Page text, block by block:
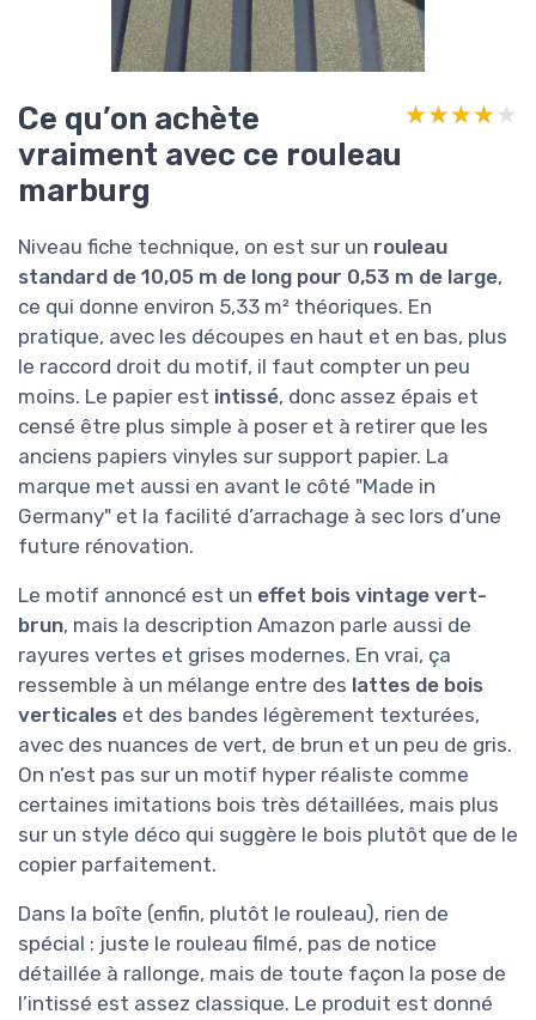
Ce qu’on achète
vraiment avec ce rouleau
marburg
★★★★★
★★★★★
Niveau fiche technique, on est sur un rouleau
standard de 10,05 m de long pour 0,53 m de large,
ce qui donne environ 5,33 m² théoriques. En
pratique, avec les découpes en haut et en bas, plus
le raccord droit du motif, il faut compter un peu
moins. Le papier est intissé, donc assez épais et
censé être plus simple à poser et à retirer que les
anciens papiers vinyles sur support papier. La
marque met aussi en avant le côté "Made in
Germany" et la facilité d’arrachage à sec lors d’une
future rénovation.
Le motif annoncé est un effet bois vintage vert-
brun, mais la description Amazon parle aussi de
rayures vertes et grises modernes. En vrai, ça
ressemble à un mélange entre des lattes de bois
verticales et des bandes légèrement texturées,
avec des nuances de vert, de brun et un peu de gris.
On n’est pas sur un motif hyper réaliste comme
certaines imitations bois très détaillées, mais plus
sur un style déco qui suggère le bois plutôt que de le
copier parfaitement.
Dans la boîte (enfin, plutôt le rouleau), rien de
spécial : juste le rouleau filmé, pas de notice
détaillée à rallonge, mais de toute façon la pose de
l’intissé est assez classique. Le produit est donné